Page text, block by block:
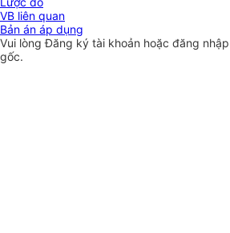
VB liên quan
Bản án áp dụng
Vui lòngĐăng ký tài khoản hoặc đăng nhập
gốc.